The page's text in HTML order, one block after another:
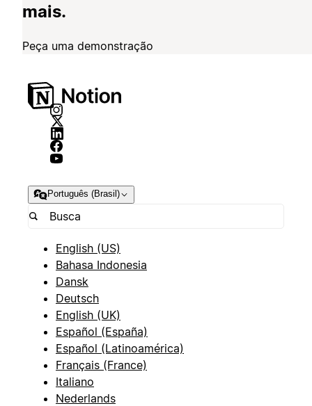
mais.
Peça uma demonstração
Português (Brasil)
English (US)
Bahasa Indonesia
Dansk
Deutsch
English (UK)
Español (España)
Español (Latinoamérica)
Français (France)
Italiano
Nederlands